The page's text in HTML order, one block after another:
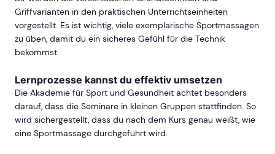
Griffvarianten in den praktischen Unterrichtseinheiten
vorgestellt. Es ist wichtig, viele exemplarische Sportmassagen
zu üben, damit du ein sicheres Gefühl für die Technik
bekommst.
Lernprozesse kannst du effektiv umsetzen
Die Akademie für Sport und Gesundheit achtet besonders
darauf, dass die Seminare in kleinen Gruppen stattfinden. So
wird sichergestellt, dass du nach dem Kurs genau weißt, wie
eine Sportmassage durchgeführt wird.